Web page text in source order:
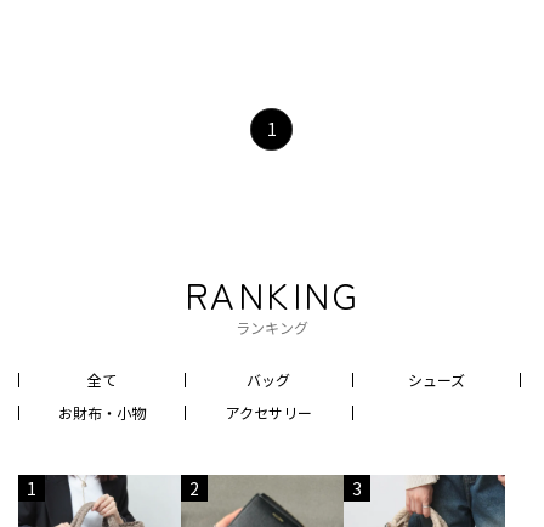
1
RANKING
ランキング
全て バッグ
シューズ
お財布・小物
アクセサリー
1 2 3